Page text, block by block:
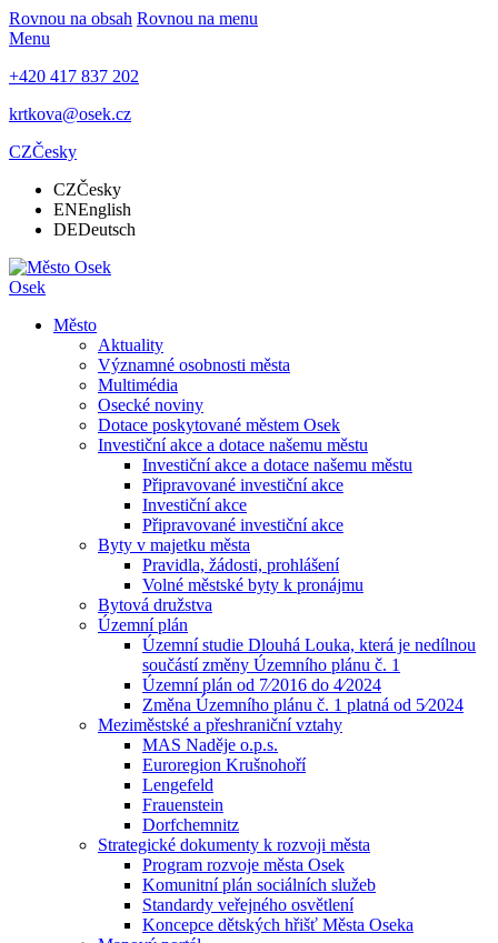
Rovnou na obsah Rovnou na menu
Menu
+420 417 837 202
krtkova@osek.cz
CZČesky
CZČesky
ENEnglish
DEDeutsch
Osek
Město
Aktuality
Významné osobnosti města
Multimédia
Osecké noviny
Dotace poskytované městem Osek
Investiční akce a dotace našemu městu
Investiční akce a dotace našemu městu
Připravované investiční akce
Investiční akce
Připravované investiční akce
Byty v majetku města
Pravidla, žádosti, prohlášení
Volné městské byty k pronájmu
Bytová družstva
Územní plán
Územní studie Dlouhá Louka, která je nedílnou
součástí změny Územního plánu č. 1
Územní plán od 7⁄2016 do 4⁄2024
Změna Územního plánu č. 1 platná od 5⁄2024
Meziměstské a přeshraniční vztahy
MAS Naděje o.p.s.
Euroregion Krušnohoří
Lengefeld
Frauenstein
Dorfchemnitz
Strategické dokumenty k rozvoji města
Program rozvoje města Osek
Komunitní plán sociálních služeb
Standardy veřejného osvětlení
Koncepce dětských hřišť Města Oseka